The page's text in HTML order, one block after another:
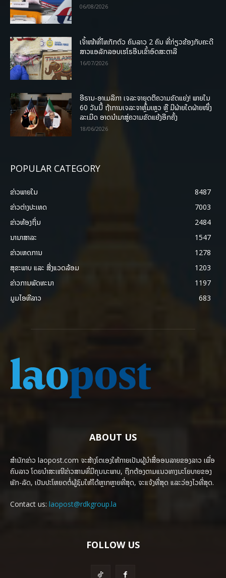
06/08/2026
ເຈົ້າໜ້າທີ່ໄທກັກຕົວ ຄົນລາວ 2 ຄົນ ທີ່ກ່ຽວຂ້ອງກັບຄະດີ
ສາວແອລັກລອບເຮໂຣອີນເຂົ້າອົດສະຕາລີ
16/07/2026
ອີຣານ-ອາເມລິກາ ເຈລະຈາຍຸດຕິຄວາມຂັດແຍ່ງ! ພາຍໃນ
60 ວັນນີ້ ຖ້າການເຈລະຈາຫຼົ້ມເຫຼວ ຫຼື ມີຝ່າຍໃດຝ່າຍໜຶ່ງ
ລະເມີດ ອາດນໍາມາສູ່ຄວາມຂັດແຍ້ງອີກຄັ້ງ
18/06/2026
POPULAR CATEGORY
ຂ່າວພາຍ​ໃນ
8487
ຂ່າວຕ່າງປະເທດ
7003
ຂ່າວທ້ອງຖິ່ນ
2484
ນານາສາລະ
1547
ຂ່າວເຫດການ
1278
ສຸຂະພາບ ແລະ ສີ່ງແວດລ້ອມ
1203
ຂ່າວການພັດທະນາ
1197
ມູມໄອທີລາວ
683
ABOUT US
ສຳນັກຂ່າວ laopost.com ຈະສ້າງໂຕເອງໃຫ້ກາຍເປັນຜູ້ນຳສື່ອອນລາຍຂອງລາວ ເພື່ອ
ຄົນລາວ ໂດຍນຳສະເໜີຂ່າວສານທີ່ມີຄຸນນະພາບ, ຖືກຕ້ອງຕາມແນວທາງນະໂຍບາຍຂອງ
ພັກ-ລັດ, ເປັນປະໂຫຍດຕໍ່ຜູ້ຊົມໃຫ້ໄດ້ຫຼາກຫຼາຍທີ່ສຸດ, ຈະແຈ້ງທີ່ສຸດ ແລະວ່ອງໄວທີ່ສຸດ.
Contact us: laopost@rdkgroup.la
FOLLOW US